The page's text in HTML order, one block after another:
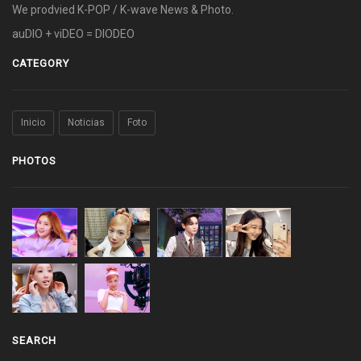
We prodvied K-POP / K-wave News & Photo.
auDIO + viDEO = DIODEO
CATEGORY
Inicio Noticias Foto
PHOTOS
SEARCH